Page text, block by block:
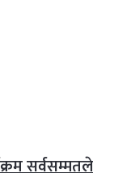
सर्वसम्मतले